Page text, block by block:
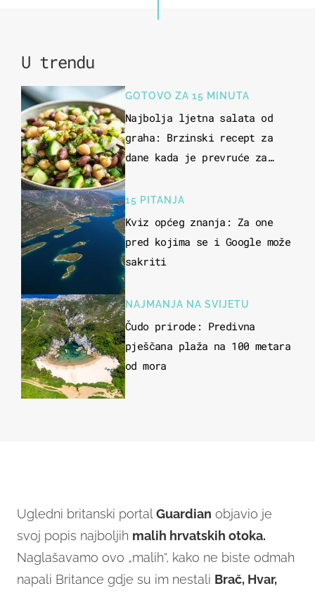
U trendu
GOTOVO ZA 15 MINUTA
Najbolja ljetna salata od
graha: Brzinski recept za
dane kada je prevruće za
15 PITANJA
Kviz općeg znanja: Za one
pred kojima se i Google može
sakriti
NAJMANJA NA SVIJETU
Čudo prirode: Predivna
pješčana plaža na 100 metara
od mora
Ugledni britanski portalGuardian objavio je
svoj popis najboljih malih hrvatskih otoka.
Naglašavamo ovo „malih“, kako ne biste odmah
napali Britance gdje su im nestali Brač, Hvar,